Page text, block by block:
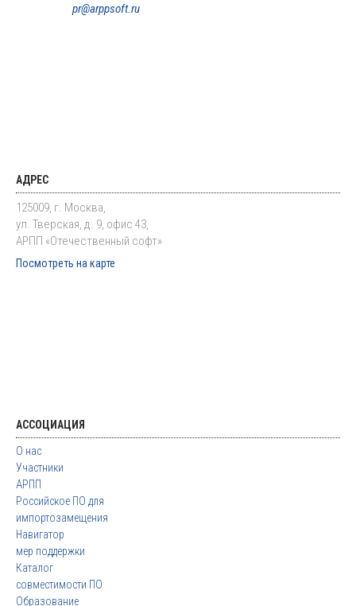
pr@arppsoft.ru
АДРЕС
125009, г. Москва,
ул. Тверская, д. 9, офис 43,
АРПП «Отечественный софт»
Посмотреть на карте
АССОЦИАЦИЯ
О нас
Участники
АРПП
Российское ПО для
импортозамещения
Навигатор
мер поддержки
Каталог
совместимости ПО
Образование